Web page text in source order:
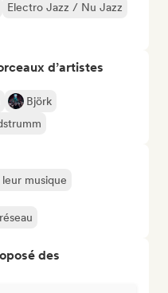
Electro Jazz / Nu Jazz
d’artistes
Björk
musique
des